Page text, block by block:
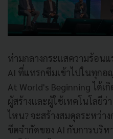
ท่ามกลางกระแสความร้อนแ
AI ที่แทรกซึมเข้าไปในทุกอ
At World's Beginning ได้
ผู้สร้างและผู้ใช้เทคโนโลยีว่
ไหน? จะสร้างสมดุลระหว่า
ขีดจำกัดของ AI กับการบริห